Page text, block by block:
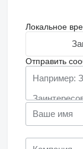
Локальное
Отправить